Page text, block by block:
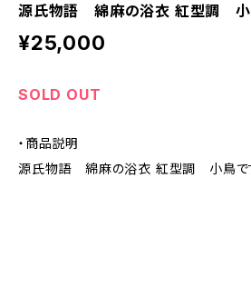
源氏物語 綿麻の浴衣 紅型調
¥25,000
SOLD OUT
・商品説明
源氏物語 綿麻の浴衣 紅型調 小鳥で